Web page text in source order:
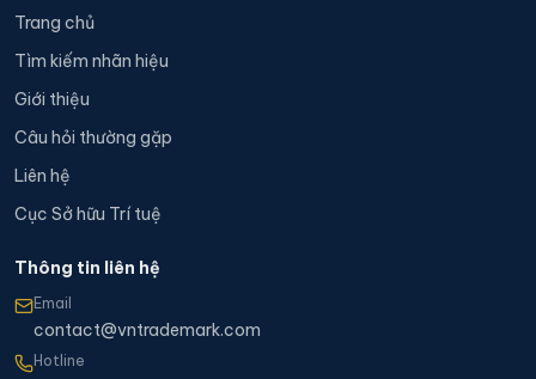
Trang chủ
Tìm kiếm nhãn hiệu
Giới thiệu
Câu hỏi thường gặp
Liên hệ
Cục Sở hữu Trí tuệ
Thông tin liên hệ
Email
contact@vntrademark.com
Hotline